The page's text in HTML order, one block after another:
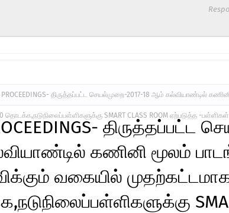
PROCEEDINGS- திருத்தப்பட்ட செயல்முறை-2017-18 ஆம் கல்வியாண்டில்
தொடக்க,நடுநிலைப்பள்ளிகளுக்கு SMART CLASS ROOM ஏற்படுத்த -பள்ளிகள்
திருத்தப்பட்ட
கணினி மூலம்
வகையில்